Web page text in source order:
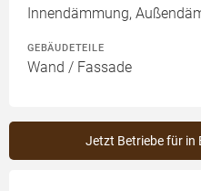
Innendämmung,
GEBÄUDETEILE
Wand / Fassade
Jetzt Betriebe für in